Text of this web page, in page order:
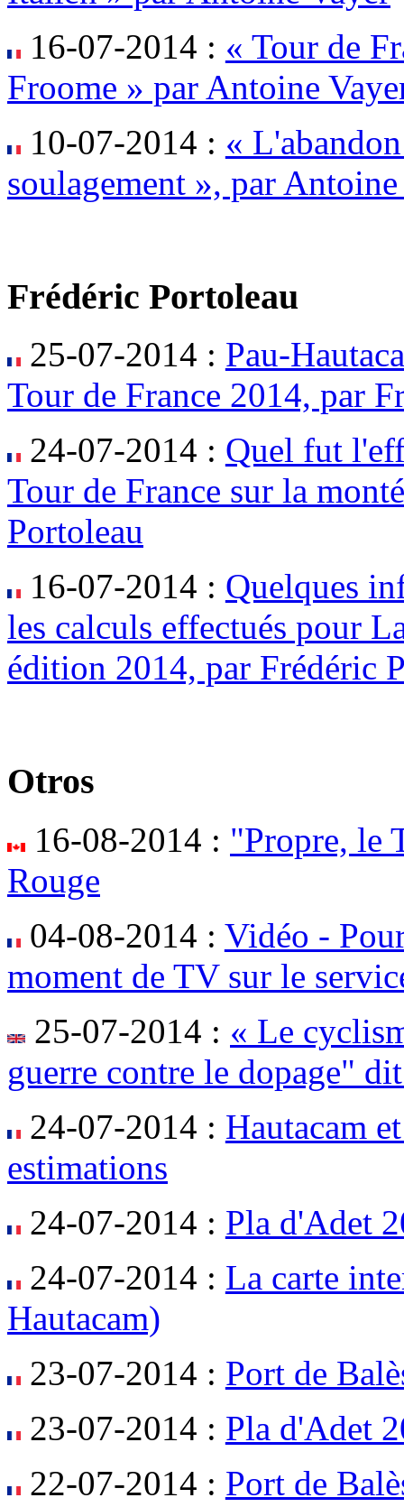
16-07-2014 : « Tour de
Froome » par Antoine
10-07-2014 : «
soulagement », par
Frédéric Portoleau
25-07-2014 : Pau-
Tour de France 2014, par
24-07-2014 : Quel fut
Tour de France sur la
Portoleau
16-07-2014 : Quelques
les calculs effectués pour
édition 2014, par Frédéric
Otros
16-08-2014 : "Propre, le
Rouge
04-08-2014 : Vidéo -
moment de TV sur le
25-07-2014 : « Le
guerre contre le dopage"
24-07-2014 : Hautacam
estimations
24-07-2014 : Pla d'Adet
24-07-2014 : La carte
Hautacam)
23-07-2014 : Port de
23-07-2014 : Pla d'Adet
22-07-2014 : Port de